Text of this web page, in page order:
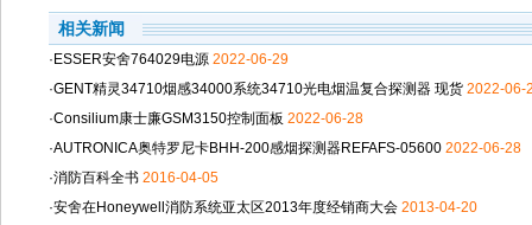
相关新闻
·ESSER安舍764029电源 2022-06-29
·GENT精灵34710烟感34000系统34710光电烟温复合探测器 现货 2022-06-
·Consilium康士廉GSM3150控制面板 2022-06-28
·AUTRONICA奥特罗尼卡BHH-200感烟探测器REFAFS-05600 2022-06-28
·消防百科全书 2016-04-05
·安舍在Honeywell消防系统亚太区2013年度经销商大会 2013-04-20